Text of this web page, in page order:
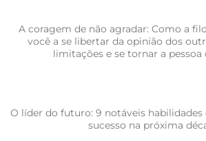
A coragem de não agradar: Como a
você a se libertar da opinião dos
limitações e se tornar a pessoa
O líder do futuro: 9 notáveis habilidades
sucesso na próxima